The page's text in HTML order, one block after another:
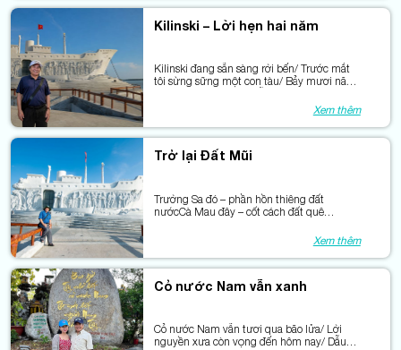
Kilinski – Lời hẹn hai năm
Kilinski đang sẵn sàng rời bến/ Trước mắt
tôi sừng sững một con tàu/ Bảy mươi năm
Xem thêm
Trở lại Đất Mũi
Trường Sa đó – phần hồn thiêng đất
nướcCà Mau đây – cốt cách đất quê
bướcCho hành trình nối sóng với phù sa.
Xem thêm
Cỏ nước Nam vẫn xanh
Cỏ nước Nam vẫn tươi qua bão lửa/ Lời
nguyền xưa còn vọng đến hôm nay/ Dẫu